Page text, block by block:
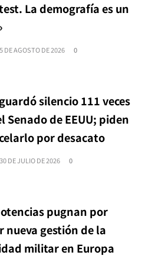
La demografía es un
5 DE AGOSTO DE 2026 0
silencio 111 veces
Senado de EEUU; piden
por desacato
30 DE JULIO DE 2026 0
pugnan por
nueva gestión de la
militar en Europa